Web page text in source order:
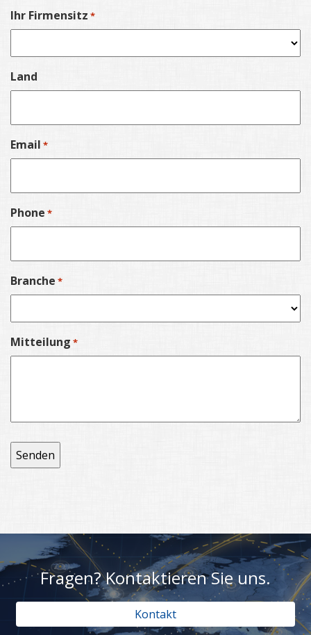
Ihr Firmensitz *
Land
Email *
Phone *
Branche *
Mitteilung *
Fragen? Kontaktieren Sie uns.
Kontakt